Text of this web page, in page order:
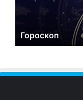
Гороскоп